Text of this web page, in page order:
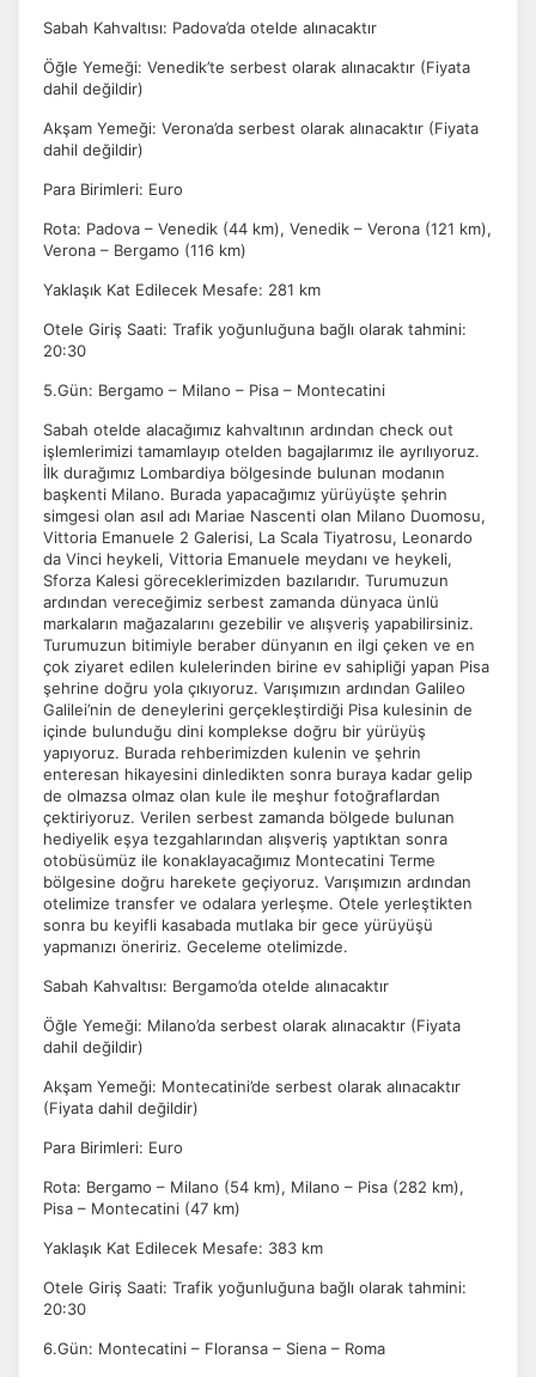
Sabah Kahvaltısı: Padova’da otelde alınacaktır
Öğle Yemeği: Venedik’te serbest olarak alınacaktır (Fiyata
dahil değildir)
Akşam Yemeği: Verona’da serbest olarak alınacaktır (Fiyata
dahil değildir)
Para Birimleri: Euro
Rota: Padova – Venedik (44 km), Venedik – Verona (121 km),
Verona – Bergamo (116 km)
Yaklaşık Kat Edilecek Mesafe: 281 km
Otele Giriş Saati: Trafik yoğunluğuna bağlı olarak tahmini:
20:30
5.Gün: Bergamo – Milano – Pisa – Montecatini
Sabah otelde alacağımız kahvaltının ardından check out
işlemlerimizi tamamlayıp otelden bagajlarımız ile ayrılıyoruz.
İlk durağımız Lombardiya bölgesinde bulunan modanın
başkenti Milano. Burada yapacağımız yürüyüşte şehrin
simgesi olan asıl adı Mariae Nascenti olan Milano Duomosu,
Vittoria Emanuele 2 Galerisi, La Scala Tiyatrosu, Leonardo
da Vinci heykeli, Vittoria Emanuele meydanı ve heykeli,
Sforza Kalesi göreceklerimizden bazılarıdır. Turumuzun
ardından vereceğimiz serbest zamanda dünyaca ünlü
markaların mağazalarını gezebilir ve alışveriş yapabilirsiniz.
Turumuzun bitimiyle beraber dünyanın en ilgi çeken ve en
çok ziyaret edilen kulelerinden birine ev sahipliği yapan Pisa
şehrine doğru yola çıkıyoruz. Varışımızın ardından Galileo
Galilei’nin de deneylerini gerçekleştirdiği Pisa kulesinin de
içinde bulunduğu dini komplekse doğru bir yürüyüş
yapıyoruz. Burada rehberimizden kulenin ve şehrin
enteresan hikayesini dinledikten sonra buraya kadar gelip
de olmazsa olmaz olan kule ile meşhur fotoğraflardan
çektiriyoruz. Verilen serbest zamanda bölgede bulunan
hediyelik eşya tezgahlarından alışveriş yaptıktan sonra
otobüsümüz ile konaklayacağımız Montecatini Terme
bölgesine doğru harekete geçiyoruz. Varışımızın ardından
otelimize transfer ve odalara yerleşme. Otele yerleştikten
sonra bu keyifli kasabada mutlaka bir gece yürüyüşü
yapmanızı öneririz. Geceleme otelimizde.
Sabah Kahvaltısı: Bergamo’da otelde alınacaktır
Öğle Yemeği: Milano’da serbest olarak alınacaktır (Fiyata
dahil değildir)
Akşam Yemeği: Montecatini’de serbest olarak alınacaktır
(Fiyata dahil değildir)
Para Birimleri: Euro
Rota: Bergamo – Milano (54 km), Milano – Pisa (282 km),
Pisa – Montecatini (47 km)
Yaklaşık Kat Edilecek Mesafe: 383 km
Otele Giriş Saati: Trafik yoğunluğuna bağlı olarak tahmini:
20:30
6.Gün: Montecatini – Floransa – Siena – Roma